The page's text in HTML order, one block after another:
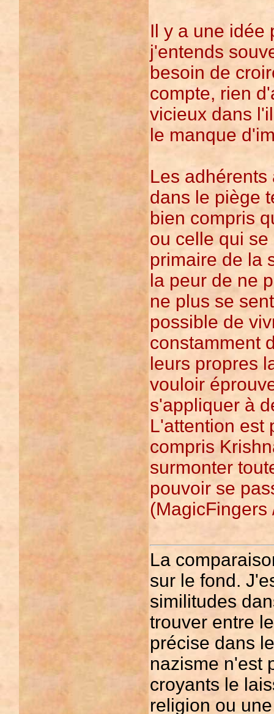
Il y a une idée
j'entends
besoin de
compte, rien
vicieux dans
le manque
Les adhérents
dans le piège
bien compris
ou celle qui
primaire de la
la peur de ne
ne plus se
possible de
constamment
leurs propres
vouloir
s'appliquer à
L'attention est
compris
surmonter
pouvoir se
(MagicFingers
La
sur le fond.
similitudes
trouver entre
précise dans
nazisme n'est
croyants le
religion ou